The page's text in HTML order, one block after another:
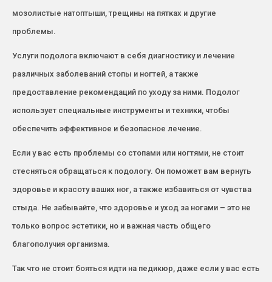
мозолистые натоптыши, трещины на пятках и другие
проблемы.
Услуги подолога включают в себя диагностику и лечение
различных заболеваний стопы и ногтей, а также
предоставление рекомендаций по уходу за ними. Подолог
использует специальные инструменты и техники, чтобы
обеспечить эффективное и безопасное лечение.
Если у вас есть проблемы со стопами или ногтями, не стоит
стесняться обращаться к подологу. Он поможет вам вернуть
здоровье и красоту ваших ног, а также избавиться от чувства
стыда. Не забывайте, что здоровье и уход за ногами – это не
только вопрос эстетики, но и важная часть общего
благополучия организма.
Так что не стоит бояться идти на педикюр, даже если у вас есть